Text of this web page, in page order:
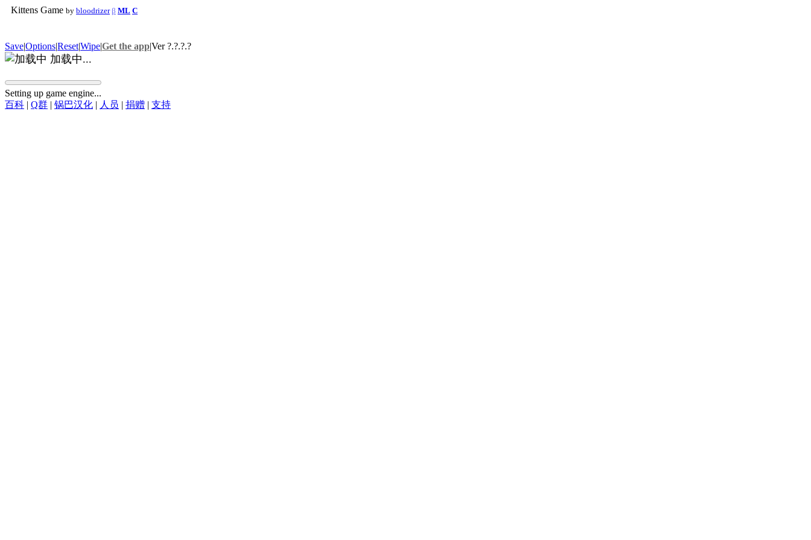
Kittens Game by bloodrizer β ML C
Save|Options|Reset|Wipe|Get the app|Ver?.?.?.?
加载中...
Setting up game engine...
百科 | Q群 | 锅巴汉化 | 人员 | 捐赠 | 支持